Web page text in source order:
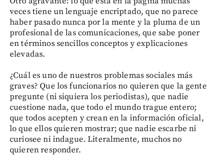
veces tiene un lenguaje encriptado, que no parece
haber pasado nunca por la mente y la pluma de un
profesional de las comunicaciones, que sabe poner
en términos sencillos conceptos y explicaciones
elevadas.
¿Cuál es uno de nuestros problemas sociales más
graves? Que los funcionarios no quieren que la gente
pregunte (ni siquiera los periodistas), que nadie
cuestione nada, que todo el mundo trague entero;
que todos acepten y crean en la información oficial,
lo que ellos quieren mostrar; que nadie escarbe ni
curiosee ni indague. Literalmente, muchos no
quieren responder.